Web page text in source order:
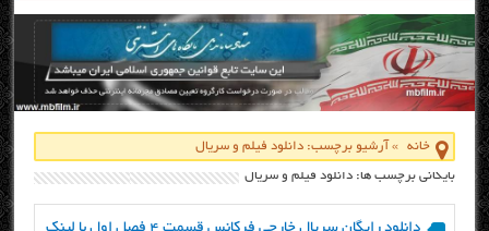
خانه » آرشیو برچسب: دانلود فیلم و سریال
بایگانی برچسب ها: دانلود فیلم و سریال